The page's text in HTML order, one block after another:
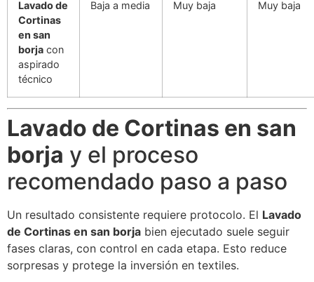
Lavado de
Cortinas
en san
borja con
aspirado
técnico
Baja a media Muy baja Muy baja
Lavado de Cortinas en san
borja y el proceso
recomendado paso a paso
Un resultado consistente requiere protocolo. El Lavado
de Cortinas en san borja bien ejecutado suele seguir
fases claras, con control en cada etapa. Esto reduce
sorpresas y protege la inversión en textiles.